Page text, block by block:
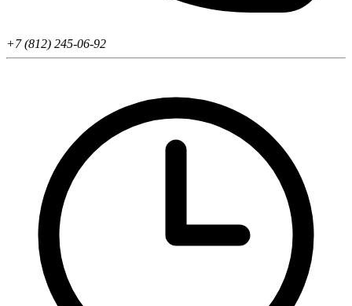
+7 (812) 245-06-92